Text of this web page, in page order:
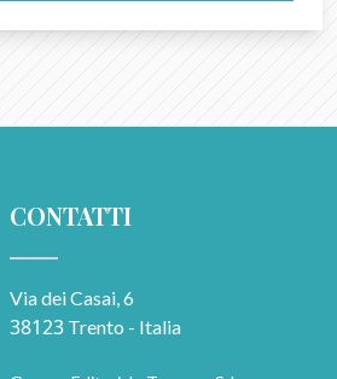
CONTATTI
Via dei Casai, 6
38123 Trento - Italia